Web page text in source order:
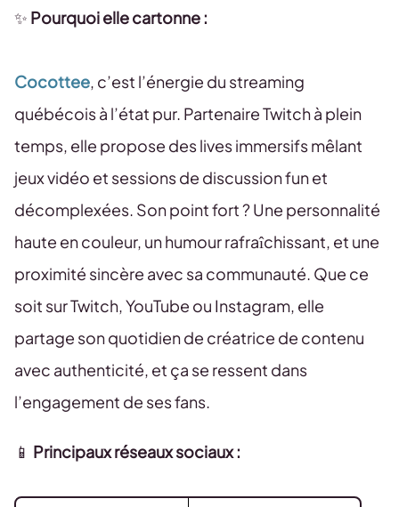
✨ Pourquoi elle cartonne :
Cocottee, c’est l’énergie du streaming
québécois à l’état pur. Partenaire Twitch à plein
temps, elle propose des lives immersifs mêlant
jeux vidéo et sessions de discussion fun et
décomplexées. Son point fort ? Une personnalité
haute en couleur, un humour rafraîchissant, et une
proximité sincère avec sa communauté. Que ce
soit sur Twitch, YouTube ou Instagram, elle
partage son quotidien de créatrice de contenu
avec authenticité, et ça se ressent dans
l’engagement de ses fans.
📱 Principaux réseaux sociaux :